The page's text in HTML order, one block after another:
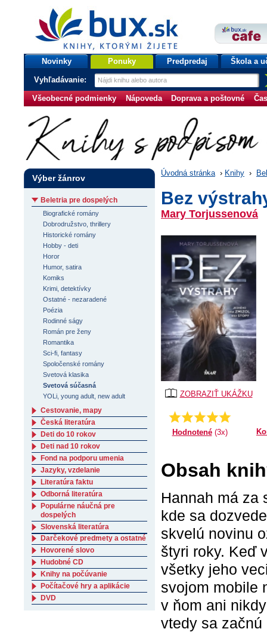
bux.sk
knihy, ktorými žijete
Úvodná stránka
Novinky Ponuky Predpredaj Škola a
Vyhľadávanie:
Všeobecné podmienky Nápoveda Doprava a poštovné
Úvodná stránka › Knihy ›
Bez
Mary Torjussenová
ZOBRAZIŤ UKÁŽKU
Priemer:
4.66666666666667
Hodnotené(3x)
Obsah
Hannah má za
kde sa
skvelú novinu
štyri roky. Keď
všetky jeho
svojom mobile
v ňom ani
vtedy sa
Výber žánrov
Beletria pre dospelých
Biografické romány
Dobrodružstvo, thrillery
Historické romány
Hobby - deti
Horor
Humor, satira
Komiks
Krimi, detektívky
Ostatné - nezaradené
Poézia
Rodinné ságy
Román pre ženy
Romantika
Sci-fi, fantasy
Spoločenské romány
Svetová klasika
Svetová súčasná
YOLi, young adult, new adult
Cestovanie, mapy
Česká literatúra
Deti do 10 rokov
Deti nad 10 rokov
Fond na podporu umenia
Jazyky, vzdelanie
Literatúra faktu
Odborná literatúra
Populárne náučná pre
dospelých
Slovenská literatúra
Darčekové predmety a ostatné
Hovorené slovo
Hudobné CD
Knihy na počúvanie
Počítačové hry a aplikácie
DVD